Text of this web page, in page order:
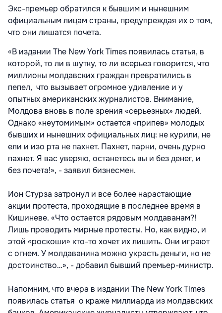
Экс-премьер обратился к бывшим и нынешним
официальным лицам страны, предупреждая их о том,
что они лишатся почета.
«В издании The New York Times появилась статья, в
которой, то ли в шутку, то ли всерьез говорится, что
миллионы молдавских граждан превратились в
пепел, что вызывает огромное удивление и у
опытных американских журналистов. Внимание,
Молдова вновь в поле зрения «серьезных» людей.
Однако «неутомимым» остается «припев» молодых
бывших и нынешних официальных лиц: не курили, не
ели и изо рта не пахнет. Пахнет, парни, очень дурно
пахнет. Я вас уверяю, останетесь вы и без денег, и
без почета!», - заявил бизнесмен.
Ион Стурза затронул и все более нарастающие
акции протеста, проходящие в последнее время в
Кишиневе. «Что остается рядовым молдаванам?!
Лишь проводить мирные протесты. Но, как видно, и
этой «роскоши» кто-то хочет их лишить. Они играют
с огнем. У молдаванина можно украсть деньги, но не
достоинство…», - добавил бывший премьер-министр.
Напомним, что вчера в издании The New York Times
появилась статья о краже миллиарда из молдавских